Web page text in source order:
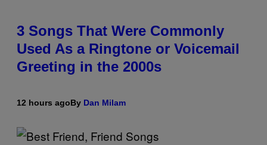
3 Songs That Were Commonly
Used As a Ringtone or Voicemail
Greeting in the 2000s
12 hours agoBy Dan Milam